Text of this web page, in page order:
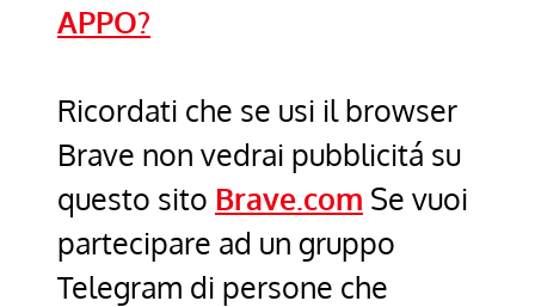
APPO?
Ricordati che se usi il browser
Brave non vedrai pubblicitá su
questo sito Brave.com Se vuoi
partecipare ad un gruppo
Telegram di persone che